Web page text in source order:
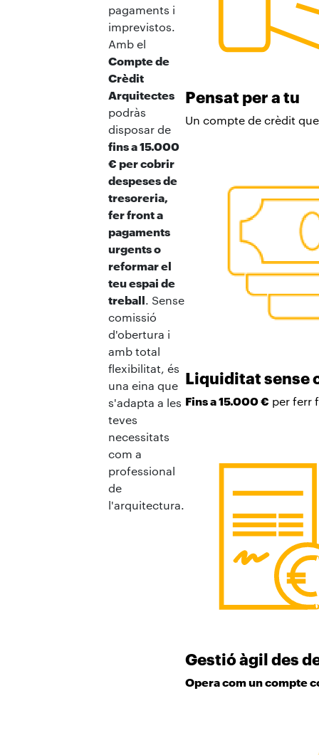
pagaments i
imprevistos.
Amb el
Compte de
Crèdit
Arquitectes
podràs
disposar de
fins a 15.000
€ per cobrir
despeses de
tresoreria,
fer front a
pagaments
urgents o
reformar el
teu espai de
treball. Sense
comissió
d'obertura i
amb total
flexibilitat, és
una eina que
s'adapta a les
teves
necessitats
com a
professional
de
l'arquitectura.
Pensat per a tu
Un compte de crèdit
Liquiditat sense
Fins a 15.000 € per ferr
Gestió àgil des
Opera com un compte